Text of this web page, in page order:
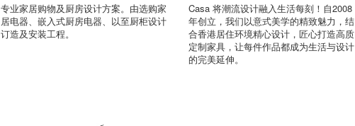
专业家居购物及厨房设计方案。由选购家
居电器、嵌入式厨房电器、以至厨柜设计
订造及安装工程。
Casa 将潮流设计融入生活每刻！自2008
年创立，我们以意式美学的精致魅力，结
合香港居住环境精心设计，匠心打造高质
定制家具，让每件作品都成为生活与设计
的完美延伸。